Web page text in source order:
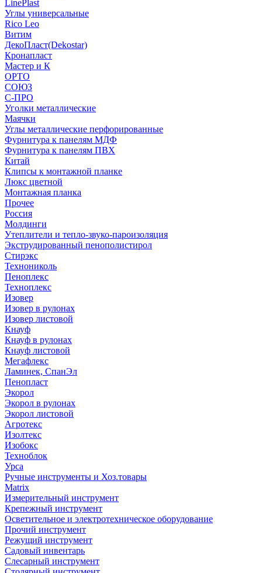
LinePlast
Углы универсальные
Rico Leo
Витим
ДекоПласт(Dekostar)
Кронапласт
Мастер и К
ОРТО
СОЮЗ
С-ПРО
Уголки металлические
Маячки
Углы металлические перфорированные
Фурнитура к панелям МДФ
Фурнитура к панелям ПВХ
Китай
Клипсы к монтажной планке
Люкс цветной
Монтажная планка
Прочее
Россия
Молдинги
Утеплители и тепло-звуко-пароизоляция
Экструдированный пенополистирол
Стирэкс
Технониколь
Пеноплекс
Техноплекс
Изовер
Изовер в рулонах
Изовер листовой
Кнауф
Кнауф в рулонах
Кнауф листовой
Мегафлекс
Ламинек, СпанЭл
Пенопласт
Экорол
Экорол в рулонах
Экорол листовой
Агротекс
Изолтекс
Изобокс
Техноблок
Урса
Ручные инструменты и Хоз.товары
Matrix
Измерительный инструмент
Крепежный инструмент
Осветительное и электротехническое оборудование
Прочий инструмент
Режущий инструмент
Садовый инвентарь
Слесарный инструмент